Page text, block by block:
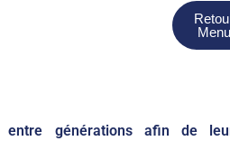
Menu
entre générations afin de